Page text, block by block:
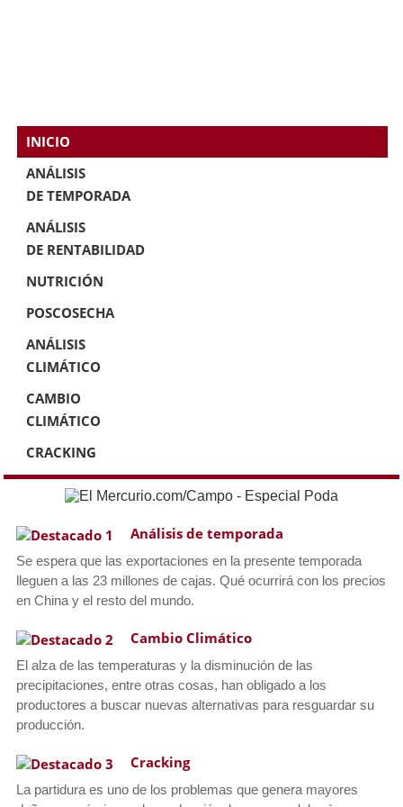
INICIO
ANÁLISIS
DE TEMPORADA
ANÁLISIS
DE RENTABILIDAD
NUTRICIÓN
POSCOSECHA
ANÁLISIS
CLIMÁTICO
CAMBIO
CLIMÁTICO
CRACKING
Análisis de temporada
Se espera que las exportaciones en la presente temporada
lleguen a las 23 millones de cajas. Qué ocurrirá con los precios
en China y el resto del mundo.
Cambio Climático
El alza de las temperaturas y la disminución de las
precipitaciones, entre otras cosas, han obligado a los
productores a buscar nuevas alternativas para resguardar su
producción.
Cracking
La partidura es uno de los problemas que genera mayores